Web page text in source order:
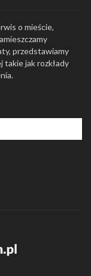
o mieście,
przedstawiamy
takie jak rozkłady